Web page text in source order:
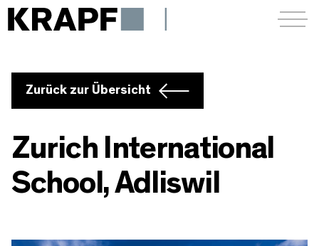
Menü
Zurück zur Übersicht
Zurich International
School, Adliswil